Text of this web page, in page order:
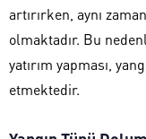
artırırken, aynı
olmaktadır. Bu
yatırım yapması,
etmektedir.